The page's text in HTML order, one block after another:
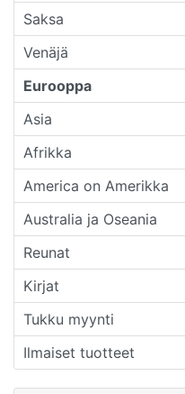
Saksa
Venäjä
Eurooppa
Asia
Afrikka
America on Amerikka
Australia ja Oseania
Reunat
Kirjat
Tukku myynti
Ilmaiset tuotteet